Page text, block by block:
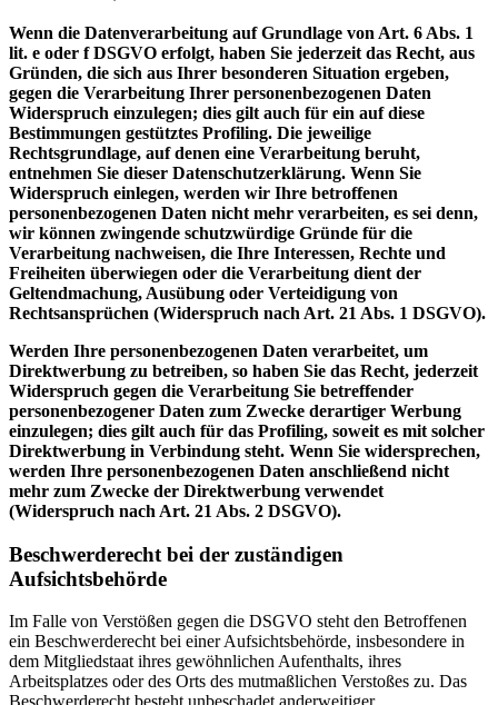
Wenn die Datenverarbeitung auf Grundlage von Art. 6 Abs. 1
lit. e oder f DSGVO erfolgt, haben Sie jederzeit das Recht, aus
Gründen, die sich aus Ihrer besonderen Situation ergeben,
gegen die Verarbeitung Ihrer personenbezogenen Daten
Widerspruch einzulegen; dies gilt auch für ein auf diese
Bestimmungen gestütztes Profiling. Die jeweilige
Rechtsgrundlage, auf denen eine Verarbeitung beruht,
entnehmen Sie dieser Datenschutzerklärung. Wenn Sie
Widerspruch einlegen, werden wir Ihre betroffenen
personenbezogenen Daten nicht mehr verarbeiten, es sei denn,
wir können zwingende schutzwürdige Gründe für die
Verarbeitung nachweisen, die Ihre Interessen, Rechte und
Freiheiten überwiegen oder die Verarbeitung dient der
Geltendmachung, Ausübung oder Verteidigung von
Rechtsansprüchen (Widerspruch nach Art. 21 Abs. 1 DSGVO).
Werden Ihre personenbezogenen Daten verarbeitet, um
Direktwerbung zu betreiben, so haben Sie das Recht, jederzeit
Widerspruch gegen die Verarbeitung Sie betreffender
personenbezogener Daten zum Zwecke derartiger Werbung
einzulegen; dies gilt auch für das Profiling, soweit es mit solcher
Direktwerbung in Verbindung steht. Wenn Sie widersprechen,
werden Ihre personenbezogenen Daten anschließend nicht
mehr zum Zwecke der Direktwerbung verwendet
(Widerspruch nach Art. 21 Abs. 2 DSGVO).
Beschwerderecht bei der zuständigen
Aufsichtsbehörde
Im Falle von Verstößen gegen die DSGVO steht den Betroffenen
ein Beschwerderecht bei einer Aufsichtsbehörde, insbesondere in
dem Mitgliedstaat ihres gewöhnlichen Aufenthalts, ihres
Arbeitsplatzes oder des Orts des mutmaßlichen Verstoßes zu. Das